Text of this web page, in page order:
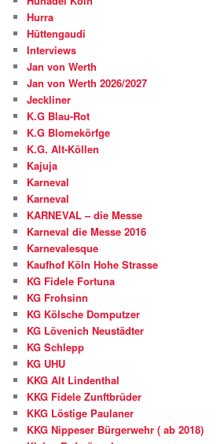
Hurra
Hüttengaudi
Interviews
Jan von Werth
Jan von Werth 2026/2027
Jeckliner
K.G Blau-Rot
K.G Blomekörfge
K.G. Alt-Köllen
Kajuja
Karneval
Karneval
KARNEVAL – die Messe
Karneval die Messe 2016
Karnevalesque
Kaufhof Köln Hohe Strasse
KG Fidele Fortuna
KG Frohsinn
KG Kölsche Domputzer
KG Lövenich Neustädter
KG Schlepp
KG UHU
KKG Alt Lindenthal
KKG Fidele Zunftbrüder
KKG Löstige Paulaner
KKG Nippeser Bürgerwehr ( ab 2018)